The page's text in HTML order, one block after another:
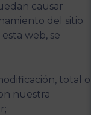
causar
del sitio
web, se
total o
nuestra